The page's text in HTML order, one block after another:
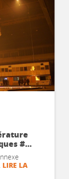
#6 –
de
LIRE LA